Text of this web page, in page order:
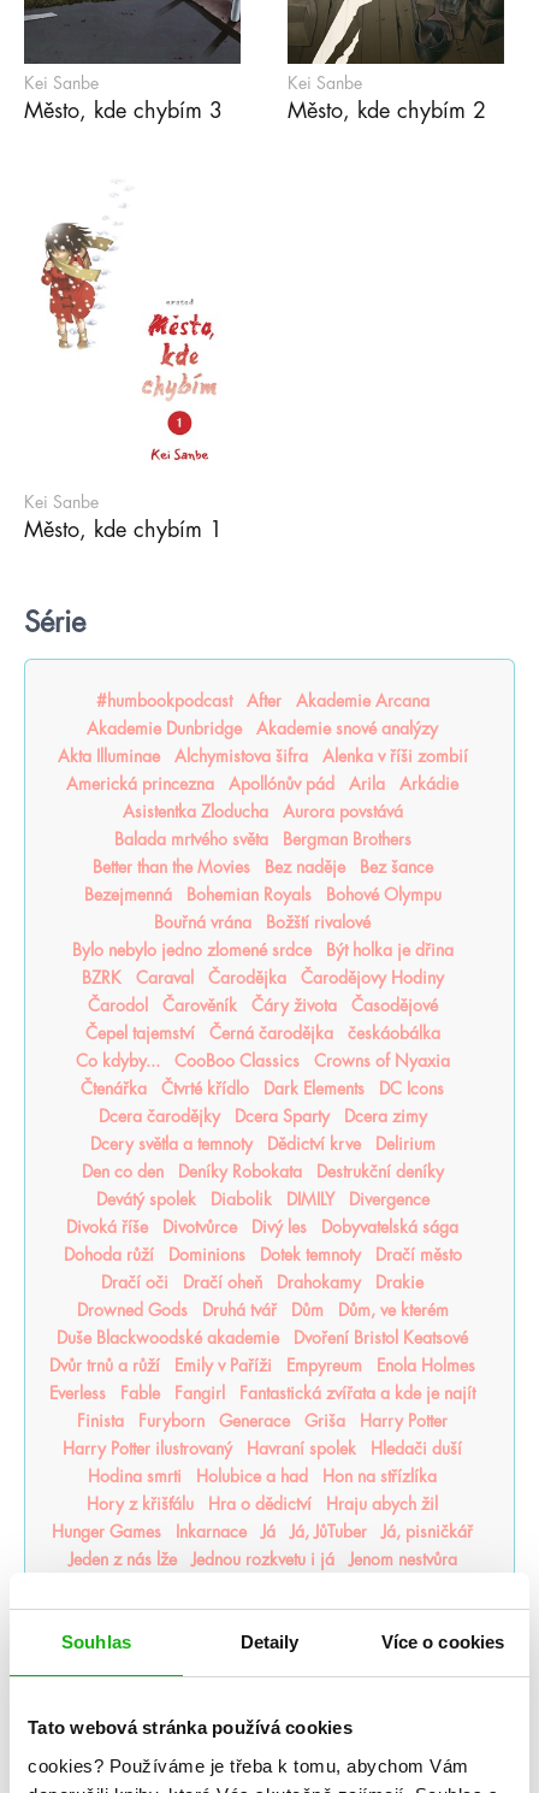
Souhlas Detaily Více o cookies
Tato webová stránka používá cookies
cookies? Používáme je třeba k tomu, abychom Vám
Kei Sanbe
Město, kde chybím 3
Kei Sanbe
Město, kde chybím 2
Kei Sanbe
Město, kde chybím 1
Série
#humbookpodcast After
Akademie Arcana
Akademie Dunbridge
Akademie snové analýzy
Akta Illuminae
Alchymistova šifra
Alenka v říši zombií
Americká princezna
Apollónův pád Arila
Arkádie
Asistentka Zloducha
Aurora povstává
Balada mrtvého světa
Bergman Brothers
Better than the Movies
Bez naděje
Bez šance
Bezejmenná
Bohemian Royals
Bohové Olympu
Bouřná vrána
Božští rivalové
Bylo nebylo jedno zlomené srdce
Být holka je dřina
BZRK
Caraval Čarodějka
Čarodějovy Hodiny
Čarodol
Čarověník Čáry života
Časodějové
Čepel tajemství
Černá čarodějka
českáobálka
Co kdyby...
CooBoo Classics
Crowns of Nyaxia
Čtenářka
Čtvrté křídlo Dark Elements
DC Icons
Dcera čarodějky
Dcera Sparty
Dcera zimy
Dcery světla a temnoty
Dědictví krve
Delirium
Den co den
Deníky Robokata
Destrukční deníky
Devátý spolek
Diabolik DIMILY
Divergence
Divoká říše
Divotvůrce Divý les
Dobyvatelská sága
Dohoda růží
Dominions Dotek temnoty
Dračí město
Dračí oči
Dračí oheň Drahokamy
Drakie
Drowned Gods
Druhá tvář Dům
Dům, ve kterém
Duše Blackwoodské akademie
Dvoření Bristol Keatsové
Dvůr trnů a růží
Emily v Paříži Empyreum
Enola Holmes
Everless
Fable Fangirl
Fantastická zvířata a kde je najít
Finista
Furyborn Generace Griša
Harry Potter
Harry Potter ilustrovaný
Havraní spolek
Hledači duší
Hodina smrti
Holubice a had
Hon na střízlíka
Hory z křišťálu
Hra o dědictví
Hraju abych žil
Hunger Games
Inkarnace Já Já, JůTuber
Já, pisničkář
Jeden z nás lže
Jednou rozkvetu i já
Jenom nestvůra
karenrivers
Karmínová můra
kdy jsem zkrásněla
Klání bohů
Kletba vítězů Kniha noci
Konvent
Kovářka osudů
Král pastýř Královské rody
Křiváci Kronika Cartera Kanea